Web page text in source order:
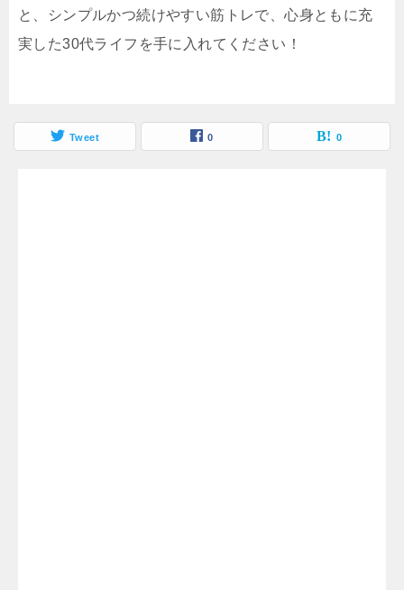
と、シンプルかつ続けやすい筋トレで、心身ともに充
実した30代ライフを手に入れてください！
Tweet 0 0